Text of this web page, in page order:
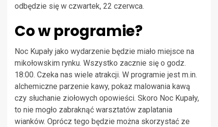
odbędzie się w czwartek, 22 czerwca.
Co w programie?
Noc Kupały jako wydarzenie będzie miało miejsce na
mikołowskim rynku. Wszystko zacznie się o godz.
18:00. Czeka nas wiele atrakcji. W programie jest m.in.
alchemiczne parzenie kawy, pokaz malowania kawą
czy słuchanie ziołowych opowieści. Skoro Noc Kupały,
to nie mogło zabraknąć warsztatów zaplatania
wianków. Oprócz tego będzie można skorzystać ze